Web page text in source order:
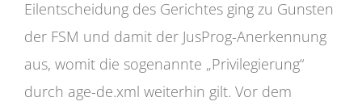
Eilentscheidung des Gerichtes ging zu Gunsten
der FSM und damit der JusProg-Anerkennung
aus, womit die sogenannte „Privilegierung“
durch age-de.xml weiterhin gilt. Vor dem